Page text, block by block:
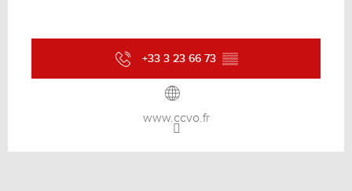
+33 3 23 66 73 ▒▒
www.ccvo.fr